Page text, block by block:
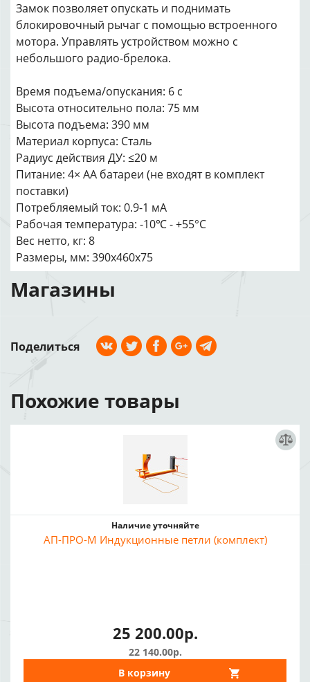
Замок позволяет опускать и поднимать
блокировочный рычаг с помощью встроенного
мотора. Управлять устройством можно с
небольшого радио-брелока.
Время подъема/опускания: 6 с
Высота относительно пола: 75 мм
Высота подъема: 390 мм
Материал корпуса: Сталь
Радиус действия ДУ: ≤20 м
Питание: 4× AA батареи (не входят в комплект
поставки)
Потребляемый ток: 0.9-1 мА
Рабочая температура: -10℃ - +55°C
Вес нетто, кг: 8
Размеры, мм: 390x460x75
Магазины
Поделиться
Похожие товары
Наличие уточняйте
АП-ПРО-М Индукционные петли (комплект)
25 200.00р.
22 140.00р.
В корзину